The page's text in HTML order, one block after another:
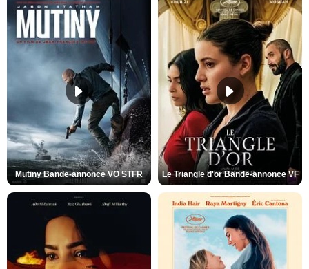
Mutiny Bande-annonce VO STFR Le Triangle d'or Bande-annonce VF